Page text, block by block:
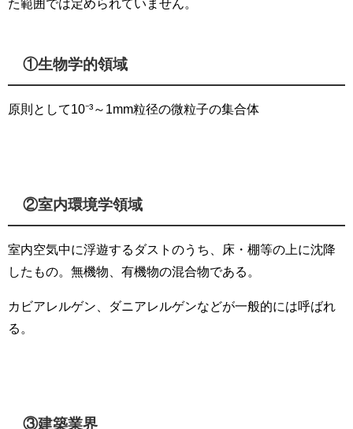
た範囲では定められていません。
①生物学的領域
原則として10⁻³～1mm粒径の微粒子の集合体
②室内環境学領域
室内空気中に浮遊するダストのうち、床・棚等の上に沈降
したもの。無機物、有機物の混合物である。
カビアレルゲン、ダニアレルゲンなどが一般的には呼ばれ
る。
③建築業界